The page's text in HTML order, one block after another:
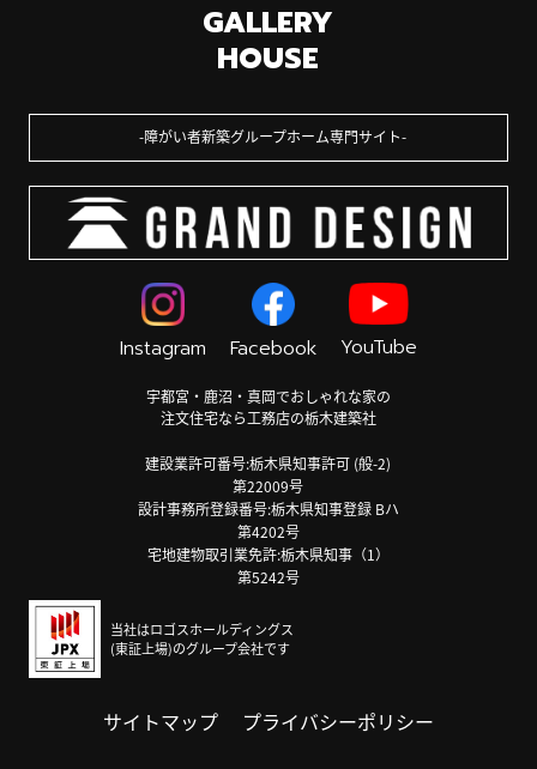
GALLERY
HOUSE
障がい者新築グループホーム専門サイト
Instagram Facebook YouTube
宇都宮・鹿沼・真岡でおしゃれな家の
注文住宅なら工務店の栃木建築社
建設業許可番号:栃木県知事許可 (般-2)
第22009号
設計事務所登録番号:栃木県知事登録 Bハ
第4202号
宅地建物取引業免許:栃木県知事（1）
第5242号
当社はロゴスホールディングス
(東証上場)のグループ会社です
サイトマップ プライバシーポリシー